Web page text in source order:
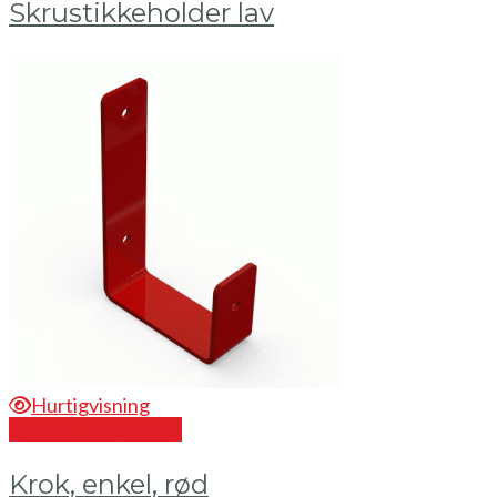
Skrustikkeholder lav
Hurtigvisning
Krok, enkel, rød